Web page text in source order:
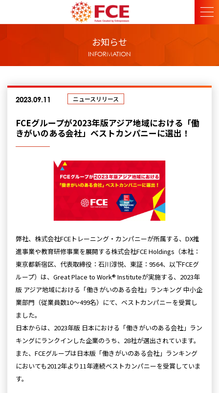
お知らせ
INFORMATION
2023.09.11 ニュースリリース
FCEグループが2023年版アジア地域における「働
きがいのある会社」ベストカンパニーに選出！
弊社、株式会社FCEトレーニング・カンパニーが所属する、DX推
進事業や教育研修事業を展開する株式会社FCE Holdings（本社：
東京都新宿区、代表取締役：石川淳悦、東証：9564、以下FCEグ
ループ）は、Great Place to Work® Instituteが実施する、2023年
版 アジア地域における「働きがいのある会社」ランキング 中小企
業部門（従業員数10～499名）にて、ベストカンパニーを受賞し
ました。
日本からは、2023年版 日本における「働きがいのある会社」ラン
キングにランクインした企業のうち、28社が選出されています。
また、FCEグループは日本版「働きがいのある会社」ランキング
においても2012年より11年連続ベストカンパニーを受賞していま
す。